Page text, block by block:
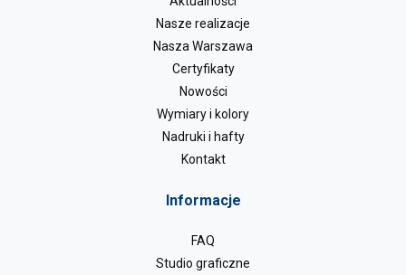
Nasze realizacje
Nasza Warszawa
Certyfikaty
Nowości
Wymiary i kolory
Nadruki i hafty
Kontakt
Informacje
FAQ
Studio graficzne